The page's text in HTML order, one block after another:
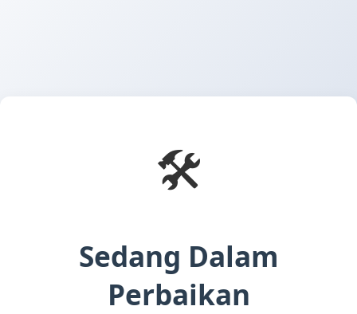
🛠️
Sedang Dalam
Perbaikan